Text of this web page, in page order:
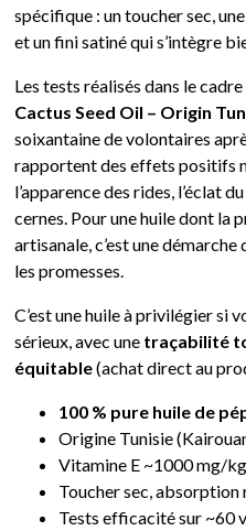
spécifique : un toucher sec,
et un fini satiné qui s’intègre
Les tests réalisés dans le cadre
Cactus Seed Oil – Origin
soixantaine de volontaires
rapportent des effets positifs
l’apparence des rides, l’éclat
cernes. Pour une huile dont la
artisanale, c’est une
les promesses.
C’est une huile à privilégier si
sérieux, avec une traçabilité
équitable(achat direct au
100 % pure huile de
Origine Tunisie
Vitamine E ~1000 mg/
Toucher sec, absorption
Tests efficacité sur ~60